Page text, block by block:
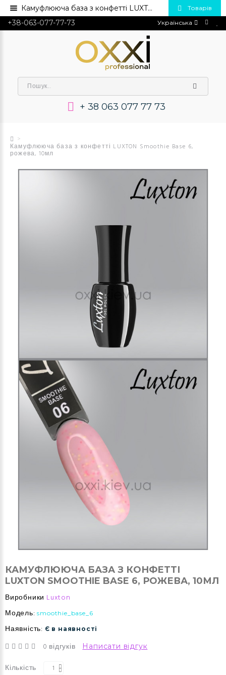
+38-063-077-77-73 Українська
+ 38 063 077 77 73
Товарів
Камуфлююча база з конфетті LUXTON Smoothie Base 6,
рожева, 10мл
КАМУФЛЮЮЧА БАЗА З КОНФЕТТІ
LUXTON SMOOTHIE BASE 6, РОЖЕВА, 10МЛ
Виробники Luxton
Модель: smoothie_base_6
Наявність: Є в наявності
0 відгуків Написати відгук
Кількість
Камуфлююча база з конфетті LUXTON Smoothie Base 6, рожева, 10мл💅 Купити в Україні опт та роздріб